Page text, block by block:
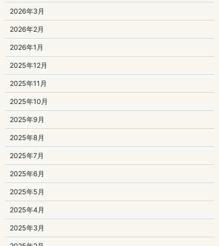
2026年3月
2026年2月
2026年1月
2025年12月
2025年11月
2025年10月
2025年9月
2025年8月
2025年7月
2025年6月
2025年5月
2025年4月
2025年3月